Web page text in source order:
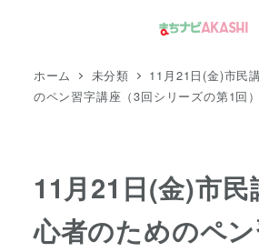
ホーム 未分類
11月21日(金)市民
のペン習字講座（3回シリーズの第1回
11月21日(金)市民
心者のためのペ